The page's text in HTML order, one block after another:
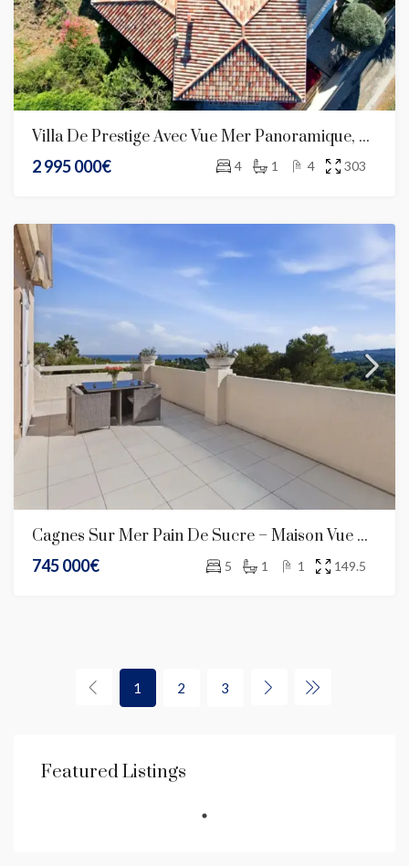
Villa De Prestige Avec Vue Mer Panoramique, Piscine À Débordement Et Espace Spa
2 995 000€
4 1 4 303
Cagnes Sur Mer Pain De Sucre – Maison Vue Panoramique De 150 M2
745 000€
5 1 1 149.5
1 2 3
Featured Listings